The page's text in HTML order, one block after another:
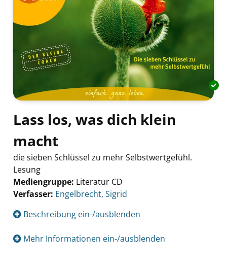
Lass los, was dich klein
macht
die sieben Schlüssel zu mehr Selbstwertgefühl.
Lesung
Mediengruppe: Literatur CD
Verfasser: Suche nach diesem Verfasser
Engelbrecht, Sigrid
Beschreibung ein-/ausblenden
Mehr Informationen ein-/ausblenden